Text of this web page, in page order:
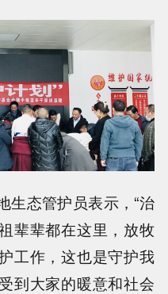
生态管护员表示，“治
辈辈都在这里，放牧
工作，这也是守护我
到大家的暖意和社会